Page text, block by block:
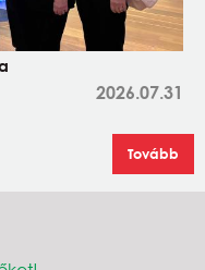
2026.07.31
Tovább